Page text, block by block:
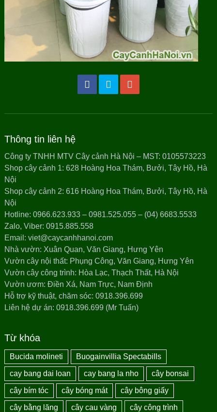
Thông tin liên hệ
Công ty TNHH MTV Cây cảnh Hà Nội – MST: 0105573223
Shop cây cảnh 1: 628 Hoàng Hoa Thám, Bưởi, Tây Hồ, Hà
Nội
Shop cây cảnh 2: 616 Hoàng Hoa Thám, Bưởi, Tây Hồ, Hà
Nội
Hotline: 0966.623.933 – 0981.525.055 – (04) 6683.5533
Zalo, Viber: 0915.885.558
Email: viet@caycanhhanoi.com
Nhà vườn: Xuân Quan, Văn Giang, Hưng Yên
Vườn cây nội thất: Phụng Công, Văn Giang, Hưng Yên
Vườn cây công trình: Hòa Lạc, Thạch Thất, Hà Nội
Vườn ươm: Điền Xá, Nam Trực, Nam Định
Hỗ trợ kỹ thuật, chăm sóc: 0918.396.699
Liên hệ dự án: 0918.396.699 (Mr Tuấn)
Từ khóa
Bucida molineti Buogainvillia Spectabills
cay bang dai loan cay bang la nho cây bonsai
cây bím tóc cây bóng mát cây bông giấy
cây bằng lăng cây cau vàng cây công trình